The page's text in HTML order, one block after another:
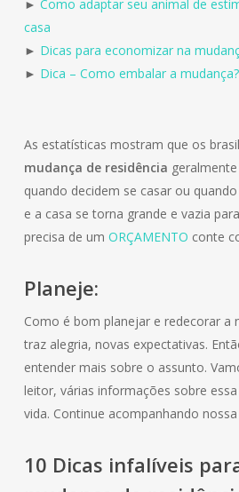
► Como adaptar seu animal de
casa
► Dicas para economizar na
► Dica – Como embalar a mudança?
As estatísticas mostram que os
mudança de residência
quando decidem se casar ou
e a casa se torna grande e vazia
precisa de um ORÇAMENTO conte
Planeje:
Como é bom planejar e redecorar a
traz alegria, novas expectativas.
entender mais sobre o assunto.
leitor, várias informações sobre
vida. Continue acompanhando
10 Dicas infalíveis